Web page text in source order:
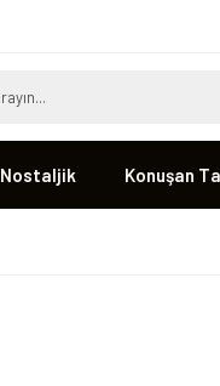
Nostaljik Konuşan